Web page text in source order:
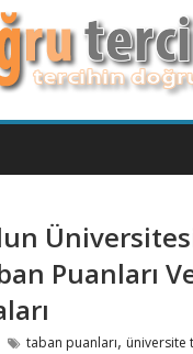
Puanları
taban puanları, üniversite